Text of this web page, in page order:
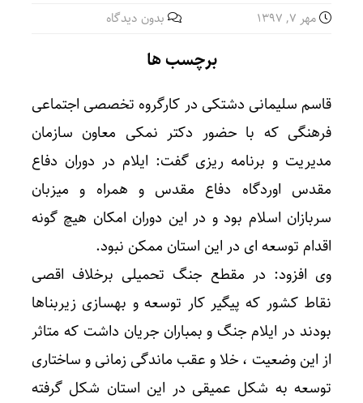
مهر ۷, ۱۳۹۷
بدون دیدگاه
برچسب ها
قاسم سلیمانی دشتکی در کارگروه تخصصی اجتماعی
فرهنگی که با حضور دکتر نمکی معاون سازمان
مدیریت و برنامه ریزی گفت: ایلام در دوران دفاع
مقدس اوردگاه دفاع مقدس و همراه و میزبان
سربازان اسلام بود و در این دوران امکان هیچ گونه
اقدام توسعه ای در این استان ممکن نبود.
وی افزود: در مقطع جنگ تحمیلی برخلاف اقصی
نقاط کشور که پیگیر کار توسعه و بهسازی زیربناها
بودند در ایلام جنگ و بمباران جریان داشت که متاثر
از این وضعیت ، خلا و عقب ماندگی زمانی و ساختاری
توسعه به شکل عمیقی در این استان شکل گرفته